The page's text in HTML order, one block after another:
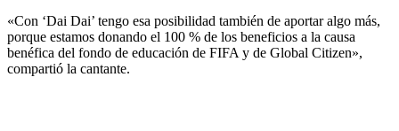
«Con ‘Dai Dai’ tengo esa posibilidad también de aportar algo más,
porque estamos donando el 100 % de los beneficios a la causa
benéfica del fondo de educación de FIFA y de Global Citizen»,
compartió la cantante.